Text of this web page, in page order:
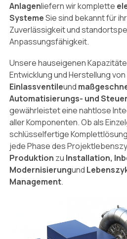
Anlagenliefern wir komplette
SystemeSie sind bekannt für
Zuverlässigkeit und
Anpassungsfähigkeit.
Unsere hauseigenen
Entwicklung und Herstellung von
Einlassventileund
Automatisierungs- und
gewährleistet eine nahtlose
aller Komponenten. Ob als
schlüsselfertige
jede Phase des
Produktion zu Installation,
Modernisierungund
Management.